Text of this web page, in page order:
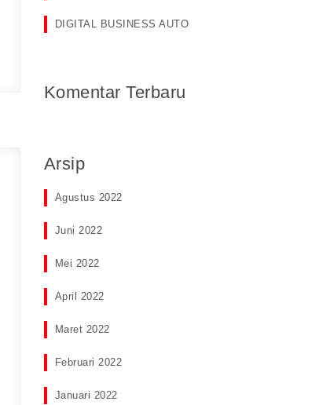
DIGITAL BUSINESS AUTO
Komentar Terbaru
Arsip
Agustus 2022
Juni 2022
Mei 2022
April 2022
Maret 2022
Februari 2022
Januari 2022